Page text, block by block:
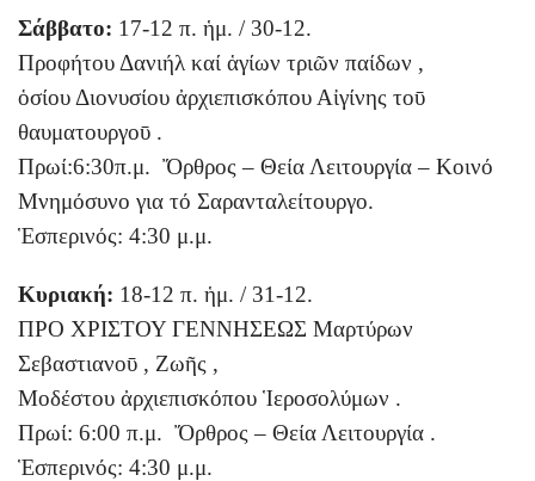
Σάββατο: 17-12 π. ἡμ. / 30-12.
Προφήτου Δανιήλ καί ἁγίων τριῶν παίδων ,
ὁσίου Διονυσίου ἀρχιεπισκόπου Αἰγίνης τοῡ
θαυματουργοῡ .
Πρωί:6:30π.μ. Ὄρθρος – Θεία Λειτουργία – Κοινό
Μνημόσυνο για τό Σαρανταλείτουργο.
Ἑσπερινός: 4:30 μ.μ.
Κυριακή: 18-12 π. ἡμ. / 31-12.
ΠΡΟ ΧΡΙΣΤΟΥ ΓΕΝΝΗΣΕΩΣ Μαρτύρων
Σεβαστιανοῡ , Ζωῆς ,
Μοδέστου ἀρχιεπισκόπου Ἱεροσολύμων .
Πρωί: 6:00 π.μ. Ὄρθρος – Θεία Λειτουργία .
Ἑσπερινός: 4:30 μ.μ.